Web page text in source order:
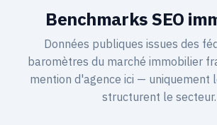
Benchmarks SEO
Données publiques issues des
baromètres du marché immobilier
mention d'agence ici — uniquement
structurent le secteur.